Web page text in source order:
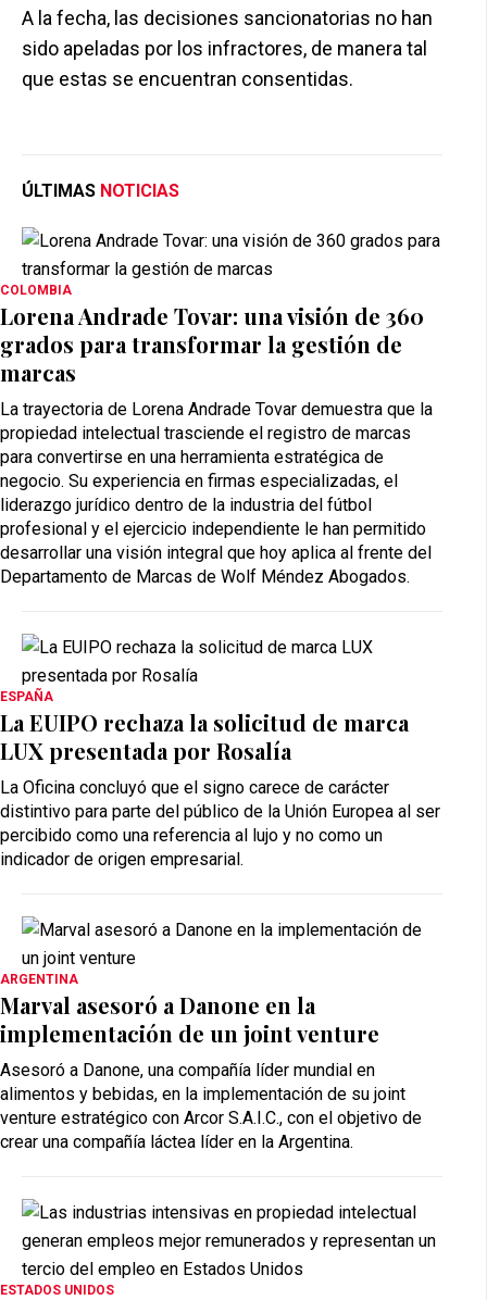
A la fecha, las decisiones sancionatorias no han
sido apeladas por los infractores, de manera tal
que estas se encuentran consentidas.
ÚLTIMAS NOTICIAS
COLOMBIA
Lorena Andrade Tovar: una visión de 360
grados para transformar la gestión de
marcas
La trayectoria de Lorena Andrade Tovar demuestra que la
propiedad intelectual trasciende el registro de marcas
para convertirse en una herramienta estratégica de
negocio. Su experiencia en firmas especializadas, el
liderazgo jurídico dentro de la industria del fútbol
profesional y el ejercicio independiente le han permitido
desarrollar una visión integral que hoy aplica al frente del
Departamento de Marcas de Wolf Méndez Abogados.
ESPAÑA
La EUIPO rechaza la solicitud de marca
LUX presentada por Rosalía
La Oficina concluyó que el signo carece de carácter
distintivo para parte del público de la Unión Europea al ser
percibido como una referencia al lujo y no como un
indicador de origen empresarial.
ARGENTINA
Marval asesoró a Danone en la
implementación de un joint venture
Asesoró a Danone, una compañía líder mundial en
alimentos y bebidas, en la implementación de su joint
venture estratégico con Arcor S.A.I.C., con el objetivo de
crear una compañía láctea líder en la Argentina.
ESTADOS UNIDOS